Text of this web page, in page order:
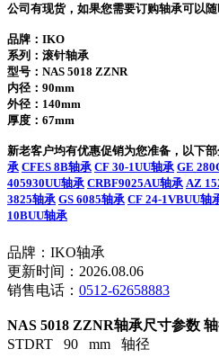
公司有现货，如果您需要订购轴承可以随
品牌：IKO
系列：滚针轴承
型号： NAS 5018 ZZNR
内径：90mm
外径：140mm
厚度：67mm
新老客户均有优惠促销为您准备，以下部
承 CFES 8B轴承 CF 30-1UU轴承 GE
405930UU轴承 CRBF9025AU轴承 AZ
3825轴承 GS 6085轴承 CF 24-1VBUU轴
10BUU轴承
品牌：IKO轴承
更新时间：2026.08.06
销售电话： 0512-62658883
NAS 5018 ZZNR轴承尺寸参数
STDRT 90 mm 轴径